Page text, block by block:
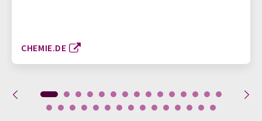
CHEMIE.DE